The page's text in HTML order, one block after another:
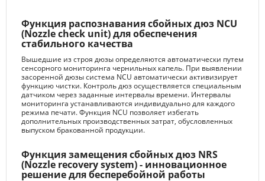
Функция распознавания сбойных дюз NCU
(Nozzle check unit) для обеспечения
стабильного качества
Вышедшие из строя дюзы определяются автоматически путем
сенсорного мониторинга чернильных капель. При выявлении
засоренной дюзы система NCU автоматически активизирует
функцию чистки. Контроль дюз осуществляется специальным
датчиком через заданные интервалы времени. Интервалы
мониторинга устанавливаются индивидуально для каждого
режима печати. Функция NCU позволяет избегать
дополнительных производственных затрат, обусловленных
выпуском бракованной продукции.
Функция замещения сбойных дюз NRS
(Nozzle recovery system) - инновационное
решение для бесперебойной работы